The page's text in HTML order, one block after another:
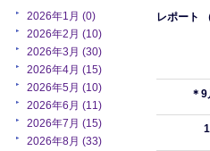
2026年1月 (0)
2026年2月 (10)
2026年3月 (30)
2026年4月 (15)
2026年5月 (10)
2026年6月 (11)
2026年7月 (15)
2026年8月 (33)
レポート
＊9